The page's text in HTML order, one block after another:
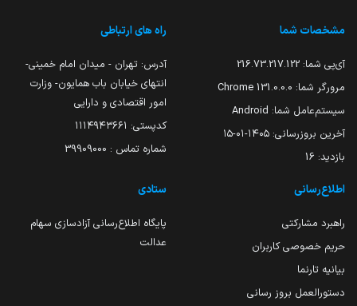
مشخصات شما
آی‌پی شما: 216.73.217.122
مرورگر شما: 131.0.0.0 Chrome
سیستم‌عامل شما: Android
آخرین بروزرسانی: ۱۴۰۵-۰۱-۱۵
بازدید: 16
راه های ارتباطی
آدرس: تهران - میدان امام خمینی-
انتهای خیابان باب همایون- وزارت
امور اقتصادی و دارایی
کدپستی: ۱۱۱۴۹۴۳۶۶۱
شماره تماس : 39909000
اطلاع‌رسانی
راهبرد مشارکتی
حریم خصوصی کاربران
بیانیه تارنما
دستورالعمل بروز رسانی
ستادی
پایگاه اطلاع‌رسانی آزادسازی سهام
عدالت